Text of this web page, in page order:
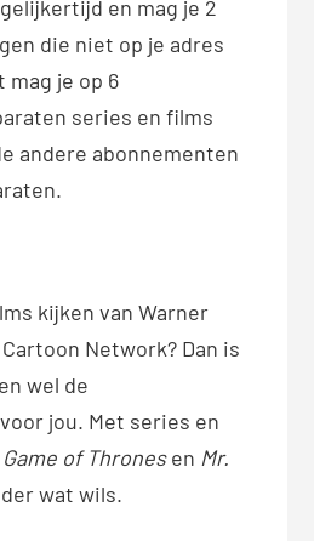
en mag je 2
die niet op je adres
mag je op 6
series en films
andere abonnementen
kijken van Warner
Cartoon Network? Dan is
wel de
jou. Met series en
Game of Thronesen Mr.
wat wils.